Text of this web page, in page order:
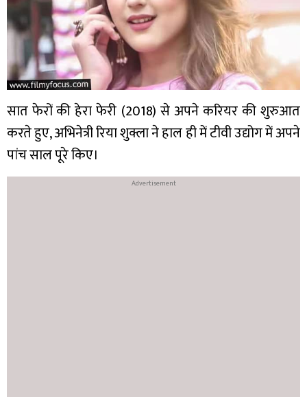
सात फेरों की हेरा फेरी (2018) से अपने करियर की शुरुआत
करते हुए, अभिनेत्री रिया शुक्ला ने हाल ही में टीवी उद्योग में अपने
पांच साल पूरे किए।